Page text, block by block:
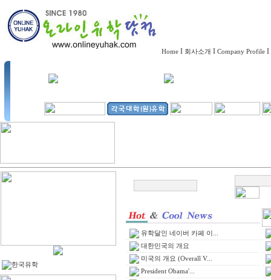
Home I 회사소개 I Company Profile I
유학달인 네이버 카페 이...
대한민국의 개요
미국의 개요 (Overall V...
President Obama'...